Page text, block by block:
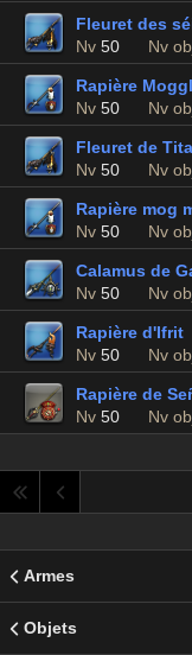
Fleuret des
Nv 50 Nv
Rapière
Nv 50 Nv
Fleuret de
Nv 50 Nv
Rapière mog
Nv 50 Nv
Calamus de
Nv 50 Nv
Rapière d'Ifrit
Nv 50 Nv
Rapière de
Nv 50 Nv
Armes
Objets